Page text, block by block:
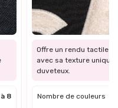
à 8
Offre un rendu tactile
avec sa texture unique
duveteux.
Nombre de couleurs